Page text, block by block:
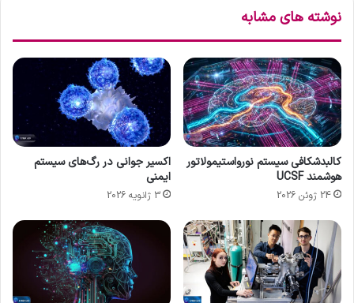
F
ب
ر
و
ر
ش
ی
د
نوشته های مشابه
کالبدشکافی سیستم نورواستیمولاتور
هوشمند UCSF
24 ژوئن 2026
اکسیر جوانی در رگ‌های سیستم
ایمنی
3 ژانویه 2026